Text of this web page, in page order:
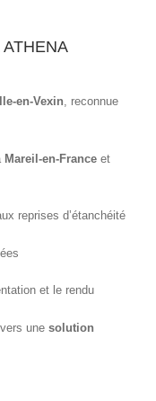
en-Vexin, reconnue
Mareil-en-France et
reprises d’étanchéité
et le rendu
une solution